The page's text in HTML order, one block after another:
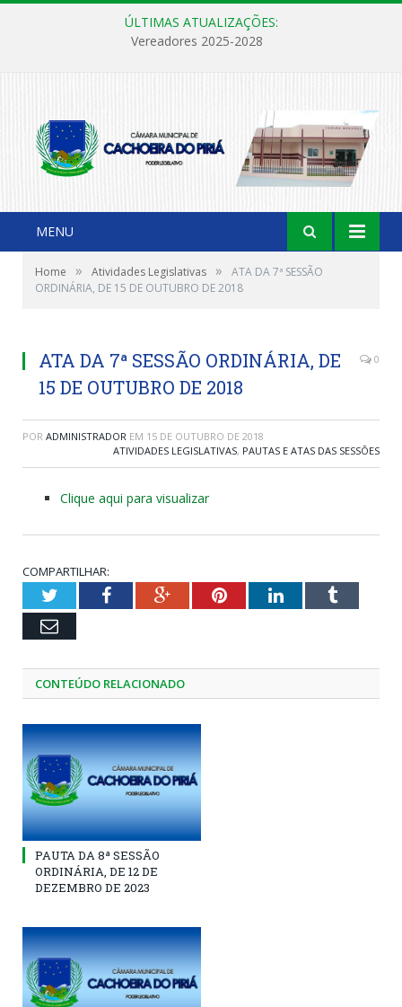
ÚLTIMAS ATUALIZAÇÕES:
Vereadores 2025-2028
MENU
Home » Atividades Legislativas »
ATA DA 7ª SESSÃO
ORDINÁRIA, DE 15 DE OUTUBRO DE 2018
ATA DA 7ª SESSÃO ORDINÁRIA, DE
15 DE OUTUBRO DE 2018
0
POR ADMINISTRADOR EM 15 DE OUTUBRO DE 2018
ATIVIDADES LEGISLATIVAS, PAUTAS E ATAS DAS SESSÕES
Clique aqui para visualizar
COMPARTILHAR:
TwitterFacebookGoogle+PinterestLinkedInTumblr
Email
CONTEÚDO RELACIONADO
PAUTA DA 8ª SESSÃO
ORDINÁRIA, DE 12 DE
DEZEMBRO DE 2023